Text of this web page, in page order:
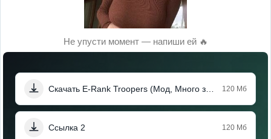
Не упусти момент — напиши ей 🔥
120 Мб
Ссылка 2 120 Мб